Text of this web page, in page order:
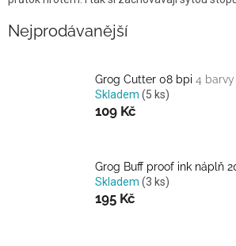
Nejprodávanější
Grog Cutter 08 bpi 4 barvy
Skladem (5 ks)
109 Kč
Grog Buff proof ink náplň
Skladem (3 ks)
195 Kč